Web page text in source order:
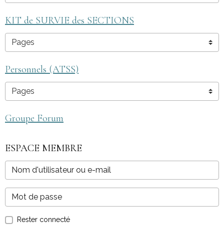
KIT de SURVIE des SECTIONS
Personnels (ATSS)
Groupe Forum
ESPACE MEMBRE
Rester connecté